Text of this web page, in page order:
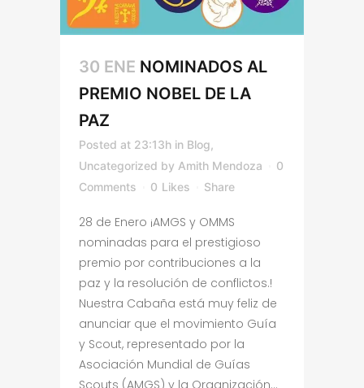
30 ENE NOMINADOS AL
PREMIO NOBEL DE LA
PAZ
Posted at 23:13h in Blog
Uncategorized by Amith Mendoza
0
Comments
0 Likes Share
28 de Enero ¡AMGS y OMMS
nominadas para el prestigioso
premio por contribuciones a la
paz y la resolución de conflictos.!
Nuestra Cabaña está muy feliz de
anunciar que el movimiento Guía
y Scout, representado por la
Asociación Mundial de Guías
Scouts (AMGS) y la Organización...